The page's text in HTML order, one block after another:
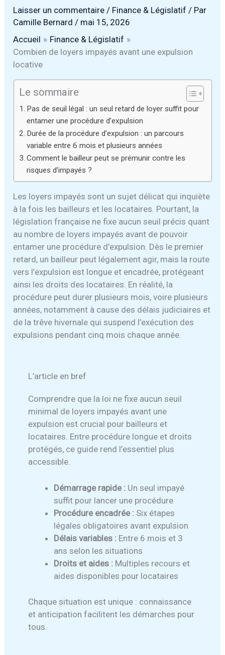
Laisser un commentaire / Finance & Législatif / Par
Camille Bernard/ mai 15, 2026
Accueil
Finance & Législatif
Combien de loyers impayés avant une expulsion
locative
Le sommaire
Pas de seuil légal : un seul retard de loyer suffit pour
entamer une procédure d’expulsion
Durée de la procédure d’expulsion : un parcours
variable entre 6 mois et plusieurs années
Comment le bailleur peut se prémunir contre les
risques d’impayés ?
Les loyers impayés sont un sujet délicat qui inquiète
à la fois les bailleurs et les locataires. Pourtant, la
législation française ne fixe aucun seuil précis quant
au nombre de loyers impayés avant de pouvoir
entamer une procédure d’expulsion. Dès le premier
retard, un bailleur peut légalement agir, mais la route
vers l’expulsion est longue et encadrée, protégeant
ainsi les droits des locataires. En réalité, la
procédure peut durer plusieurs mois, voire plusieurs
années, notamment à cause des délais judiciaires et
de la trêve hivernale qui suspend l’exécution des
expulsions pendant cinq mois chaque année.
L’article en bref
Comprendre que la loi ne fixe aucun seuil
minimal de loyers impayés avant une
expulsion est crucial pour bailleurs et
locataires. Entre procédure longue et droits
protégés, ce guide rend l’essentiel plus
accessible.
Démarrage rapide : Un seul impayé
suffit pour lancer une procédure
Procédure encadrée : Six étapes
légales obligatoires avant expulsion
Délais variables : Entre 6 mois et 3
ans selon les situations
Droits et aides : Multiples recours et
aides disponibles pour locataires
Chaque situation est unique : connaissance
et anticipation facilitent les démarches pour
tous.